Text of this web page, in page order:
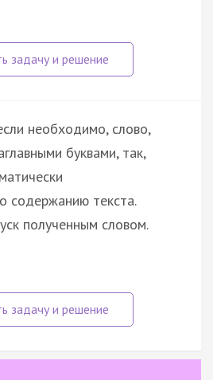
необходимо, слово,
буквами, так,
содержанию текста.
полученным словом.